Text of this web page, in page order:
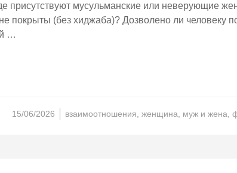
присутствуют мусульманские или неверующие
покрыты (без хиджаба)? Дозволено ли человеку
…
взаимоотношения женщина муж и жена
15/06/2026